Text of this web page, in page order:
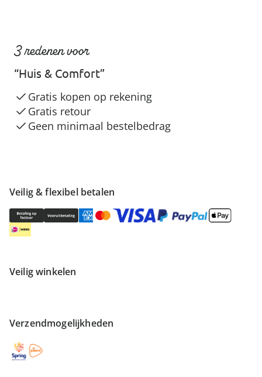
Veilig & flexibel betalen
Veilig winkelen
Verzendmogelijkheden
3 redenen voor
“Huis & Comfort”
Gratis kopen op rekening
Gratis retour
Geen minimaal bestelbedrag